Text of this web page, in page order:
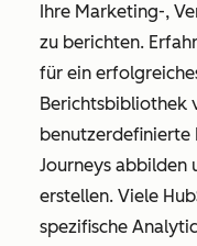
Ihre Marketing-,
zu berichten.
für ein
Berichtsbibliothek
benutzerdefinierte
Journeys abbilden
erstellen. Viele
spezifische